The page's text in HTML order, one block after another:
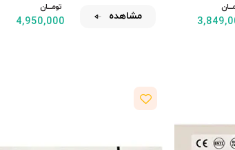
تومــــــان
4,950,000 مشاهده